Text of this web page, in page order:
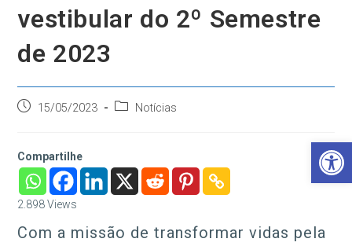
Barra de Ferramentas Aberta
vestibular do 2º Semestre
de 2023
Post15/05/2023
Categoria
Notícias
Compartilhe
2.898Views
Com a missão de transformar vidas pela